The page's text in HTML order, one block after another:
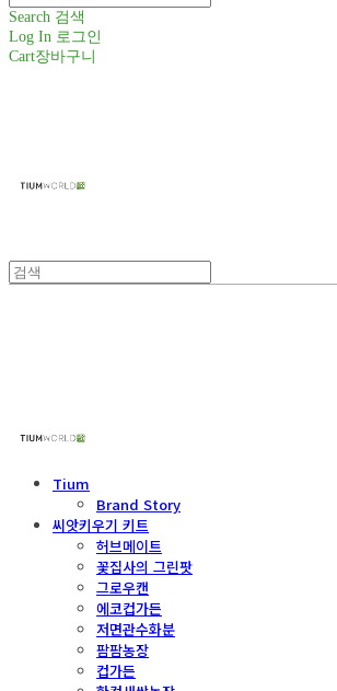
Search 검색
Log In 로그인
Cart장바구니
Tium
Brand Story
씨앗키우기 키트
허브메이트
꽃집사의 그린팟
그로우캔
에코컵가든
저면관수화분
팜팜농장
컵가든